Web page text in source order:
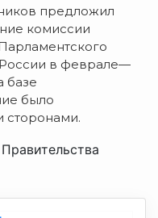
предложил
комиссии
в феврале—
базе
было
сторонами.